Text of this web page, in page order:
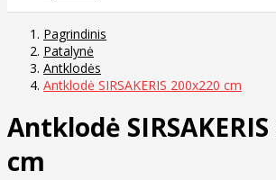
Pagrindinis
Patalynė
Antklodės
Antklodė SIRSAKERIS 200x220 cm
Antklodė
cm